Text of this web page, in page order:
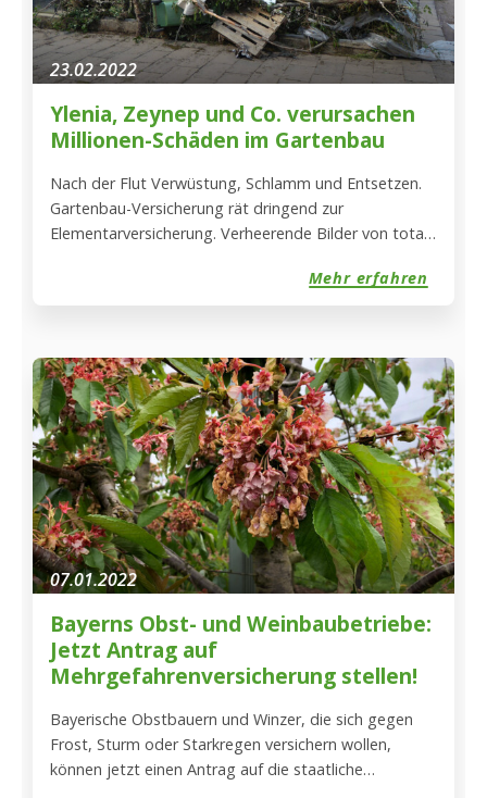
23.02.2022
Ylenia, Zeynep und Co. verursachen
Millionen-Schäden im Gartenbau
Nach der Flut Verwüstung, Schlamm und Entsetzen.
Gartenbau-Versicherung rät dringend zur
Elementarversicherung. Verheerende Bilder von total
gehen seit Donnertag, den 15. Juli durch die Medien.
Mehr erfahren
07.01.2022
Bayerns Obst- und Weinbaubetriebe:
Jetzt Antrag auf
Mehrgefahrenversicherung stellen!
Bayerische Obstbauern und Winzer, die sich gegen
Frost, Sturm oder Starkregen versichern wollen,
können jetzt einen Antrag auf die staatliche